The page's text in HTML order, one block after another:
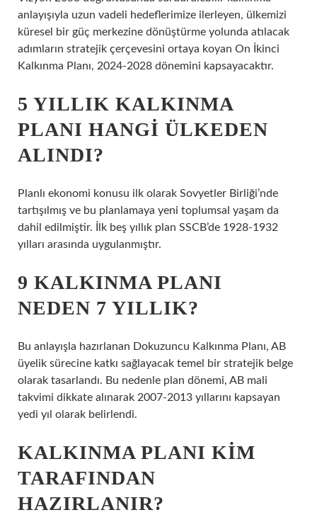
anlayışıyla uzun vadeli hedeflerimize ilerleyen, ülkemizi
küresel bir güç merkezine dönüştürme yolunda atılacak
adımların stratejik çerçevesini ortaya koyan On İkinci
Kalkınma Planı, 2024-2028 dönemini kapsayacaktır.
5 YILLIK KALKINMA
PLANI HANGI ÜLKEDEN
ALINDI?
Planlı ekonomi konusu ilk olarak Sovyetler Birliği’nde
tartışılmış ve bu planlamaya yeni toplumsal yaşam da
dahil edilmiştir. İlk beş yıllık plan SSCB’de 1928-1932
yılları arasında uygulanmıştır.
9 KALKINMA PLANI
NEDEN 7 YILLIK?
Bu anlayışla hazırlanan Dokuzuncu Kalkınma Planı, AB
üyelik sürecine katkı sağlayacak temel bir stratejik belge
olarak tasarlandı. Bu nedenle plan dönemi, AB mali
takvimi dikkate alınarak 2007-2013 yıllarını kapsayan
yedi yıl olarak belirlendi.
KALKINMA PLANI KIM
TARAFINDAN
HAZIRLANIR?